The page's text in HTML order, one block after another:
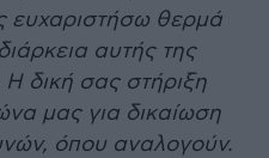
ευχαριστήσω θερμά
αυτής της
Η δική σας στήριξη
μας για δικαίωση
όπου αναλογούν.